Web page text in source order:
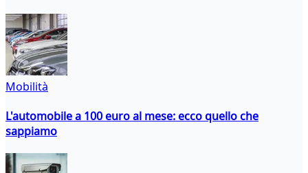
Mobilità
L'automobile a 100 euro al mese: ecco quello che
sappiamo